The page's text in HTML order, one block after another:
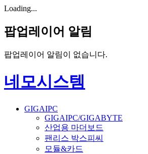
Loading...
팝업레이어 알림
팝업레이어 알림이 없습니다.
네모시스템
GIGAIPC
GIGAIPC/GIGABYTE
산업용 마더보드
팬리스 박스피씨
모듈&카드